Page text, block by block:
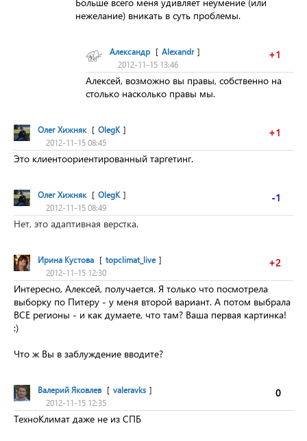
нежелание) вникать в суть проблемы.
+1
Александр [ Alexandr ]
2012-11-15 13:46
Алексей, возможно вы правы, собственно на
столько насколько правы мы.
+1
Олег Хижняк [ OlegK ]
2012-11-15 08:45
Это клиентоориентированный таргетинг.
-1
Олег Хижняк [ OlegK ]
2012-11-15 08:49
Нет, это адаптивная верстка.
+2
Ирина Кустова [ topclimat_live ]
2012-11-15 12:30
Интересно, Алексей, получается. Я только что посмотрела
выборку по Питеру - у меня второй вариант. А потом выбрала
ВСЕ регионы - и как думаете, что там? Ваша первая картинка!
:)
Что ж Вы в заблуждение вводите?
0
Валерий Яковлев [ valeravks ]
2012-11-15 12:35
ТехноКлимат даже не из СПБ